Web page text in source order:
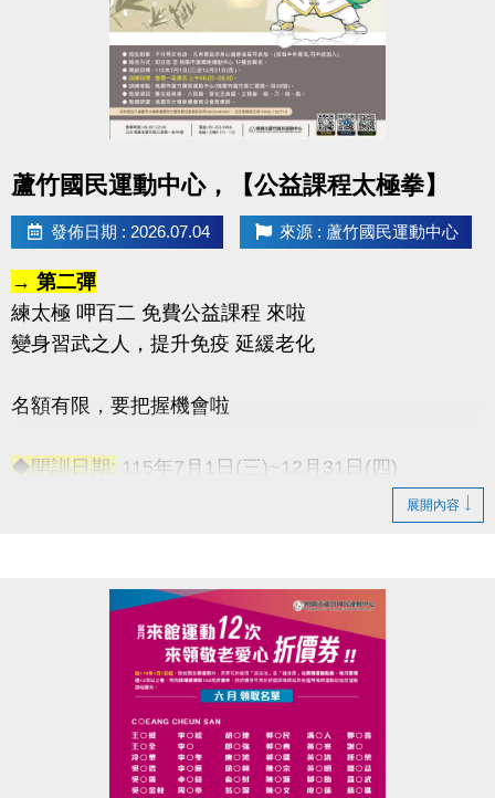
蘆竹國民運動中心，【公益課程太極拳】
發佈日期 : 2026.07.04 來源 : 蘆竹國民運動中心
→ 第二彈
練太極 呷百二 免費公益課程 來啦
變身習武之人，提升免疫 延緩老化
名額有限，要把握機會啦
◆開訓日期: 115年7月1日(三)~12月31日(四)
桃園市蘆竹國民運動中心 三樓綜合球場
-洽詢專線：03-2639066 #115
-官網 :
https://www.lzsports.com.tw/zh_TW/news/pageID/1/
-FB : 桃園市蘆竹國民運動中心
-IG : @luzhusports
展開內容